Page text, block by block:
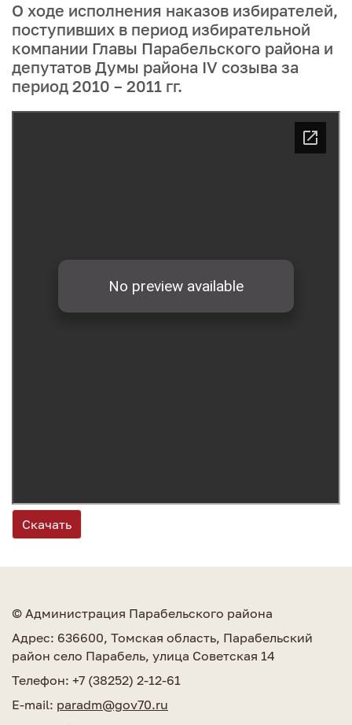
О ходе исполнения наказов избирателей,
поступивших в период избирательной
компании Главы Парабельского района и
депутатов Думы района IV созыва за
период 2010 – 2011 гг.
Скачать
© Администрация Парабельского района
Адрес: 636600, Томская область, Парабельский
район село Парабель, улица Советская 14
Телефон: +7 (38252) 2-12-61
E-mail: paradm@gov70.ru